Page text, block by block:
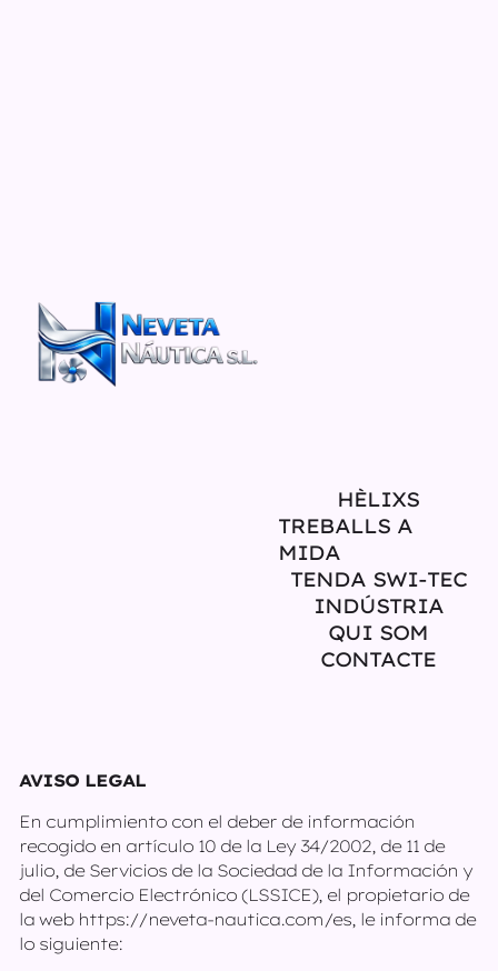
HÈLIXS
TREBALLS A
MIDA
TENDA SWI-TEC
INDÚSTRIA
QUI SOM
CONTACTE
AVISO LEGAL
En cumplimiento con el deber de información
recogido en artículo 10 de la Ley 34/2002, de 11 de
julio, de Servicios de la Sociedad de la Información y
del Comercio Electrónico (LSSICE), el propietario de
la web https://neveta-nautica.com/es, le informa de
lo siguiente: